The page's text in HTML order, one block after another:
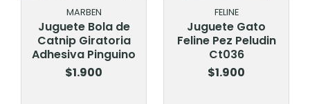
MARBEN
Juguete Bola de
Catnip Giratoria
Adhesiva Pinguino
$1.900
FELINE
Juguete Gato
Feline Pez Peludin
Ct036
$1.900